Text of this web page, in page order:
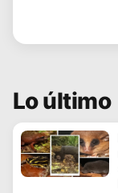
Lo último